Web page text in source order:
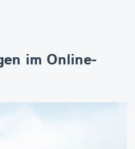
im Online-